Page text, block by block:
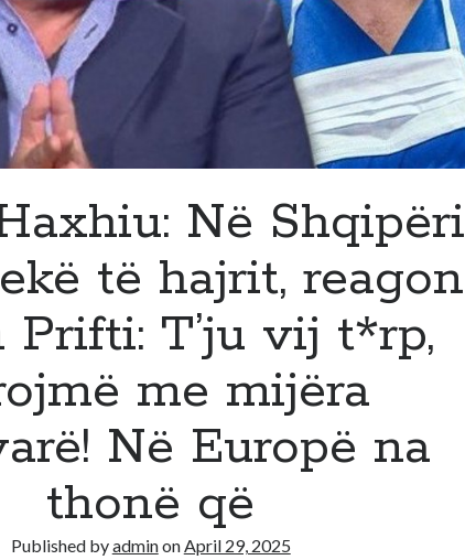
Në Shqipëri
të hajrit, reagon
Prifti: T’ju vij t*rp,
me mijëra
Në Europë na
thonë që
Published byadminonApril 29, 2025